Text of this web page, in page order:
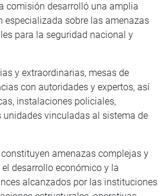
comisión desarrolló una amplia
sobre las amenazas
para la seguridad nacional y
y extraordinarias, mesas de
con autoridades y expertos, así
instalaciones policiales,
vinculadas al sistema de
amenazas complejas y
desarrollo económico y la
alcanzados por las instituciones